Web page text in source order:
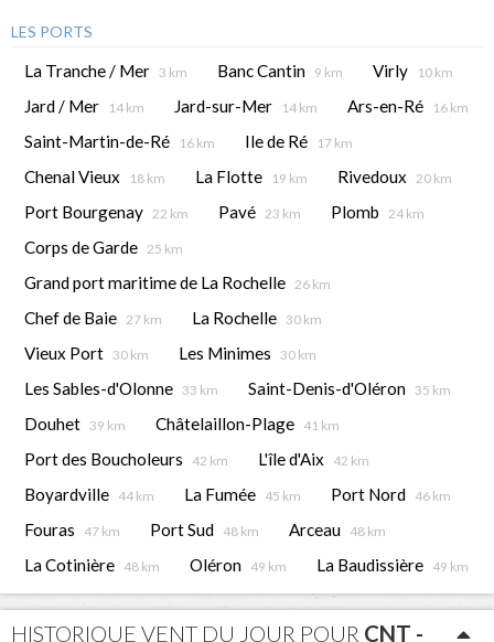
LES PORTS
La Tranche / Mer 3 km Banc Cantin 9 km Virly 10 km
Jard / Mer 14 km Jard-sur-Mer 14 km Ars-en-Ré 16 km
Saint-Martin-de-Ré 16 km Ile de Ré 17 km
Chenal Vieux 18 km La Flotte 19 km Rivedoux 20 km
Port Bourgenay 22 km Pavé 23 km Plomb 24 km
Corps de Garde 25 km
Grand port maritime de La Rochelle 26 km
Chef de Baie 27 km La Rochelle 30 km
Vieux Port 30 km Les Minimes 30 km
Les Sables-d'Olonne 33 km Saint-Denis-d'Oléron 35 km
Douhet 39 km Châtelaillon-Plage 41 km
Port des Boucholeurs 42 km L'île d'Aix 42 km
Boyardville 44 km La Fumée 45 km Port Nord 46 km
Fouras 47 km Port Sud 48 km Arceau 48 km
La Cotinière 48 km Oléron 49 km La Baudissière 49 km
HISTORIQUE VENT DU JOUR POUR CNT -